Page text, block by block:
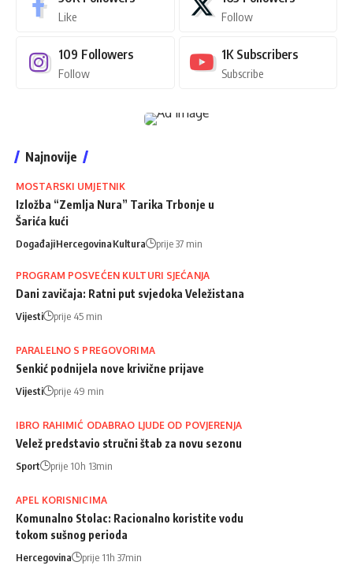
Like Follow
109 Followers
Follow
1K Subscribers
Subscribe
Najnovije
MOSTARSKI UMJETNIK
Izložba “Zemlja Nura” Tarika Trbonje u
Šarića kući
DogađajiHercegovinaKultura prije 37 min
PROGRAM POSVEĆEN KULTURI SJEĆANJA
Dani zavičaja: Ratni put svjedoka Veležistana
Vijesti prije 45 min
PARALELNO S PREGOVORIMA
Senkić podnijela nove krivične prijave
Vijesti prije 49 min
IBRO RAHIMIĆ ODABRAO LJUDE OD POVJERENJA
Velež predstavio stručni štab za novu sezonu
Sport prije 10h 13min
APEL KORISNICIMA
Komunalno Stolac: Racionalno koristite vodu
tokom sušnog perioda
Hercegovina prije 11h 37min